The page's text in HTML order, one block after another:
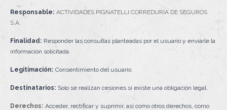
Responsable: ACTIVIDADES PIGNATELLI CORREDURÍA DE SEGUROS
S.A.
Finalidad: Responder las consultas planteadas por el usuario y enviarle la
información solicitada.
Legitimación: Consentimiento del usuario.
Destinatarios: Solo se realizan cesiones si existe una obligación legal.
Derechos: Acceder, rectificar y suprimir, así como otros derechos, como